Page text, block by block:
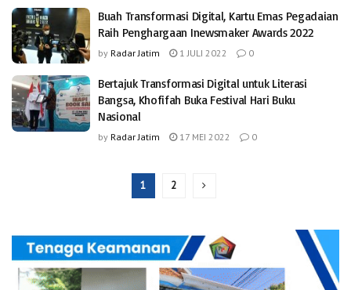
Buah Transformasi Digital, Kartu Emas Pegadaian
Raih Penghargaan Inewsmaker Awards 2022
by Radar Jatim 1 JULI 2022 0
Bertajuk Transformasi Digital untuk Literasi
Bangsa, Khofifah Buka Festival Hari Buku
Nasional
by Radar Jatim 17 MEI 2022 0
1 2